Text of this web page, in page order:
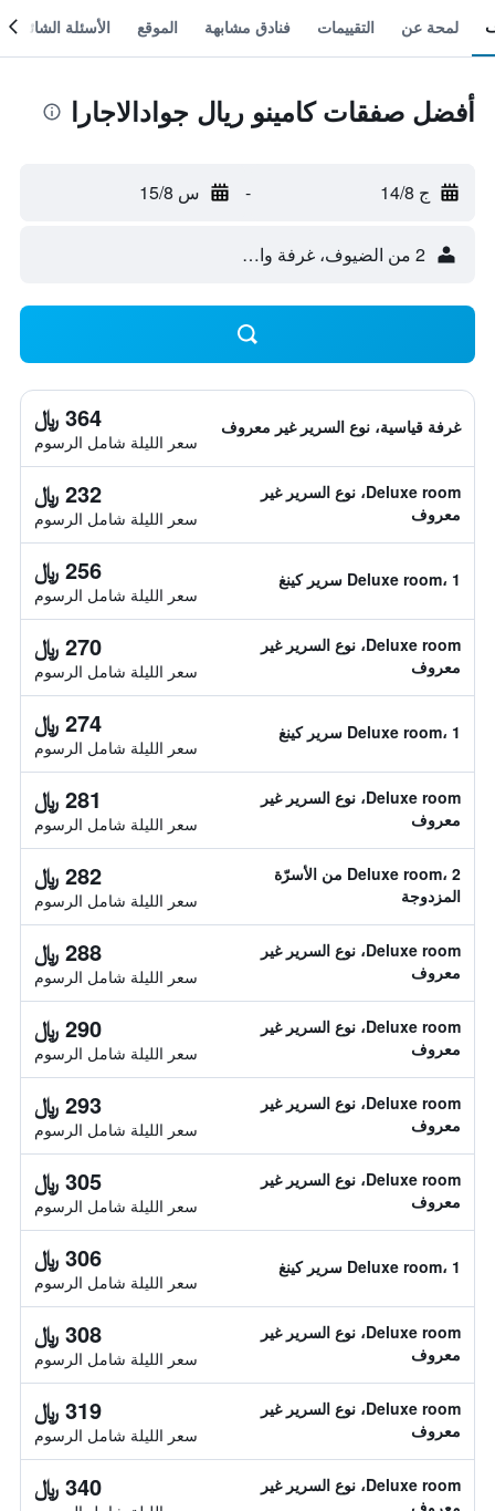
لمحة عن التقييمات فنادق مشابهة الموقع الأسئلة الشائعة
أفضل صفقات كامينو ريال جوادالاجارا
ج 14/8 - س 15/8
2 من الضيوف، غرفة واحدة
غرفة قياسية، نوع السرير غير معروف 364 ﷼
سعر الليلة شامل الرسوم
Deluxe room، نوع السرير غير
معروف
232 ﷼
سعر الليلة شامل الرسوم
Deluxe room، 1 سرير كينغ 256 ﷼
سعر الليلة شامل الرسوم
Deluxe room، نوع السرير غير
معروف
270 ﷼
سعر الليلة شامل الرسوم
Deluxe room، 1 سرير كينغ 274 ﷼
سعر الليلة شامل الرسوم
Deluxe room، نوع السرير غير
معروف
281 ﷼
سعر الليلة شامل الرسوم
Deluxe room، 2 من الأسرّة
المزدوجة
282 ﷼
سعر الليلة شامل الرسوم
Deluxe room، نوع السرير غير
معروف
288 ﷼
سعر الليلة شامل الرسوم
Deluxe room، نوع السرير غير
معروف
290 ﷼
سعر الليلة شامل الرسوم
Deluxe room، نوع السرير غير
معروف
293 ﷼
سعر الليلة شامل الرسوم
Deluxe room، نوع السرير غير
معروف
305 ﷼
سعر الليلة شامل الرسوم
Deluxe room، 1 سرير كينغ 306 ﷼
سعر الليلة شامل الرسوم
Deluxe room، نوع السرير غير
معروف
308 ﷼
سعر الليلة شامل الرسوم
Deluxe room، نوع السرير غير
معروف
319 ﷼
سعر الليلة شامل الرسوم
Deluxe room، نوع السرير غير
معروف
340 ﷼